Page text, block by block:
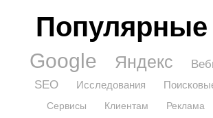
Популярные
Google Яндекс
SEO
Исследования
Сервисы Клиентам Реклама